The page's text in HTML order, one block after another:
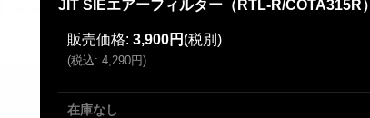
JIT SIEエアーフィルター（RTL-R/COTA315R）
販売価格: 3,900円 (税別)
(税込: 4,290円)
在庫なし